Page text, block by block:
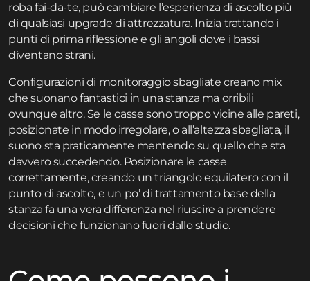
roba fai-da-te, può cambiare l’esperienza di ascolto più
di qualsiasi upgrade di attrezzatura. Inizia trattando i
punti di prima riflessione e gli angoli dove i bassi
diventano strani.
Configurazioni di monitoraggio sbagliate creano mix
che suonano fantastici in una stanza ma orribili
ovunque altro. Se le casse sono troppo vicine alle pareti,
posizionate in modo irregolare, o all’altezza sbagliata, il
suono sta praticamente mentendo su quello che sta
davvero succedendo. Posizionare le casse
correttamente, creando un triangolo equilatero con il
punto di ascolto, e un po’ di trattamento base della
stanza fa una vera differenza nel riuscire a prendere
decisioni che funzionano fuori dallo studio.